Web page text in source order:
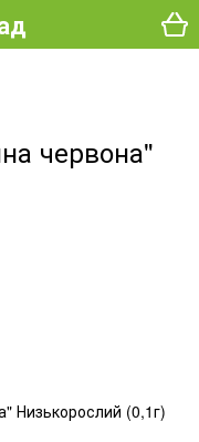
червона"